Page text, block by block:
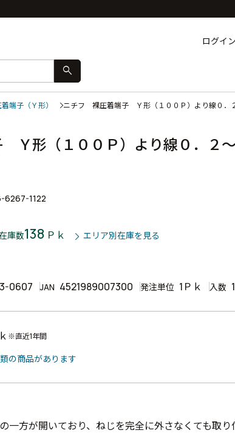
ログイン
search
端子（Ｙ形） ニチフ 裸圧着端子 Ｙ形（１００Ｐ）より線０
形（１００Ｐ）より線０．２
6267-1122
庫数138 Ｐｋ エリア別在庫を見る
0607 JAN 4521989007300 発注単位 1Ｐｋ 入数
※直近1年間
の商品があります
一方が開いており、ねじを完全に外さなくても取り